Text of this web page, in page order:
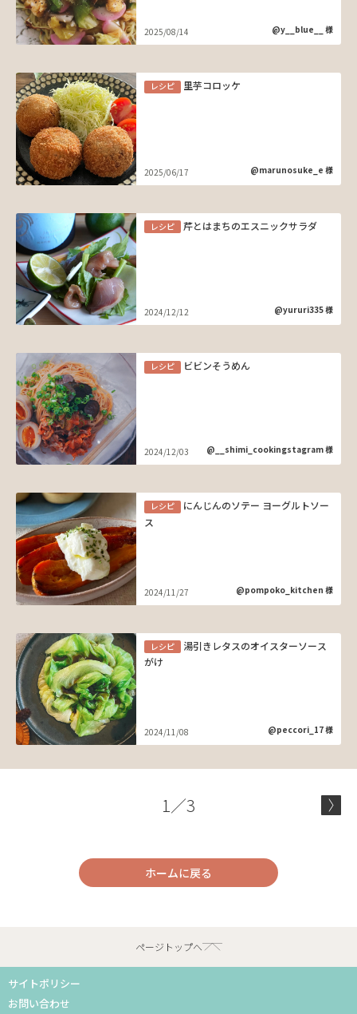
2025/08/14 @y__blue__ 様
レシピ 里芋コロッケ
2025/06/17 @marunosuke_e 様
レシピ 芹とはまちのエスニックサラダ
2024/12/12 @yururi335 様
レシピ ビビンそうめん
2024/12/03 @__shimi_cookingstagram 様
レシピ
にんじんのソテー ヨーグルトソー
ス
2024/11/27 @pompoko_kitchen 様
レシピ
湯引きレタスのオイスターソース
がけ
2024/11/08 @peccori_17 様
1／3
ホームに戻る
ページトップへ
サイトポリシー
お問い合わせ